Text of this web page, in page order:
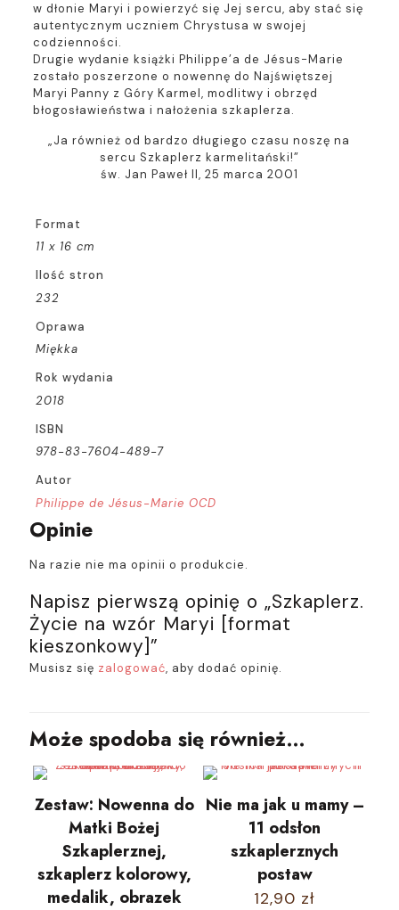
w dłonie Maryi i powierzyć się Jej sercu, aby stać się
autentycznym uczniem Chrystusa w swojej
codzienności.
Drugie wydanie książki Philippe’a de Jésus-Marie
zostało poszerzone o nowennę do Najświętszej
Maryi Panny z Góry Karmel, modlitwy i obrzęd
błogosławieństwa i nałożenia szkaplerza.
„Ja również od bardzo długiego czasu noszę na
sercu Szkaplerz karmelitański!”
św. Jan Paweł II, 25 marca 2001
Format
11 x 16 cm
Ilość stron
232
Oprawa
Miękka
Rok wydania
2018
ISBN
978-83-7604-489-7
Autor
Philippe de Jésus-Marie OCD
Opinie
Na razie nie ma opinii o produkcie.
Napisz pierwszą opinię o „Szkaplerz.
Życie na wzór Maryi [format
kieszonkowy]”
Musisz się zalogować, aby dodać opinię.
Może spodoba się również…
Zestaw: Nowenna do
Matki Bożej
Szkaplerznej,
szkaplerz kolorowy,
medalik, obrazek
Nie ma jak u mamy –
11 odsłon
szkaplerznych
postaw
12,90 zł